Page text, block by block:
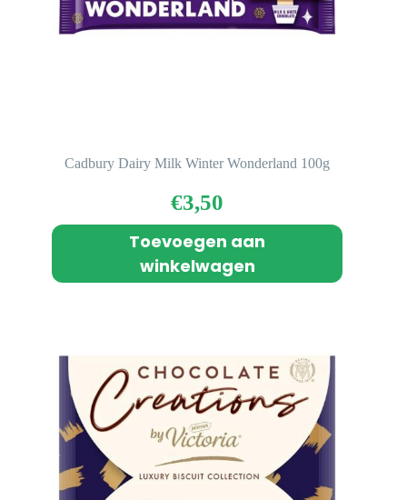
Cadbury Dairy Milk Winter Wonderland 100g
€3,50
Toevoegen aan
winkelwagen